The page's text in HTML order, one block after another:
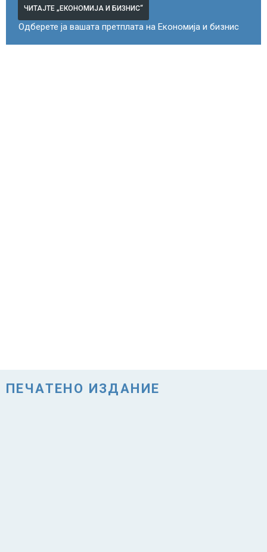
ЧИТАЈТЕ „ЕКОНОМИЈА И БИЗНИС“
Одберете ја вашата претплата на Економија и бизнис
ПЕЧАТЕНО ИЗДАНИЕ